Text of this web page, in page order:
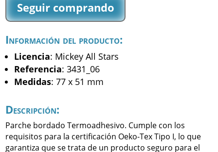
Mickey
-
cantidad
Seguir comprando
Información del producto:
Licencia: Mickey All Stars
Referencia: 3431_06
Medidas: 77 x 51 mm
Descripción:
Parche bordado Termoadhesivo. Cumple con los
requisitos para la certificación Oeko-Tex Tipo I, lo que
garantiza que se trata de un producto seguro para el